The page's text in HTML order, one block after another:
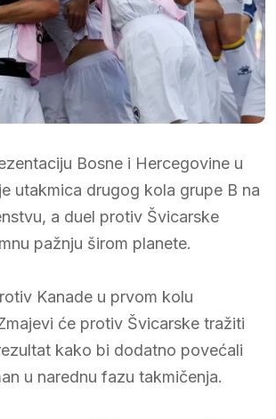
Bosne i Hercegovine u
utakmica drugog kola grupe B na
a duel protiv Švicarske
pažnju širom planete.
Kanade u prvom kolu
će protiv Švicarske tražiti
kako bi dodatno povećali
u narednu fazu takmičenja.